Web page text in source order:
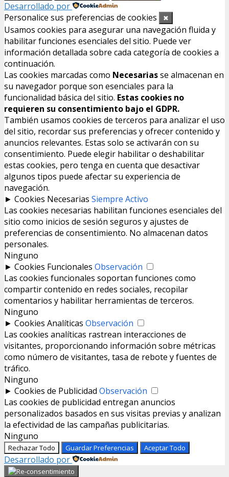
Desarrollado por
Personalice sus preferencias de cookies
✖
Usamos cookies para asegurar una navegación fluida y
habilitar funciones esenciales del sitio. Puede ver
información detallada sobre cada categoría de cookies a
continuación.
Las cookies marcadas como Necesariasse almacenan en
su navegador porque son esenciales para la
funcionalidad básica del sitio. Estas cookies no
requieren su consentimiento bajo el GDPR.
También usamos cookies de terceros para analizar el uso
del sitio, recordar sus preferencias y ofrecer contenido y
anuncios relevantes. Estas solo se activarán con su
consentimiento. Puede elegir habilitar o deshabilitar
estas cookies, pero tenga en cuenta que desactivar
algunos tipos puede afectar su experiencia de
navegación.
► Cookies Necesarias Siempre Activo
Las cookies necesarias habilitan funciones esenciales del
sitio como inicios de sesión seguros y ajustes de
preferencias de consentimiento. No almacenan datos
personales.
Ninguno
► Cookies Funcionales Observación
Las cookies funcionales soportan funciones como
compartir contenido en redes sociales, recopilar
comentarios y habilitar herramientas de terceros.
Ninguno
► Cookies Analíticas Observación
Las cookies analíticas rastrean interacciones de
visitantes, proporcionando información sobre métricas
como número de visitantes, tasa de rebote y fuentes de
tráfico.
Ninguno
► Cookies de Publicidad Observación
Las cookies de publicidad entregan anuncios
personalizados basados en sus visitas previas y analizan
la efectividad de las campañas publicitarias.
Ninguno
Rechazar Todo Guardar Preferencias Aceptar Todo
Desarrollado por